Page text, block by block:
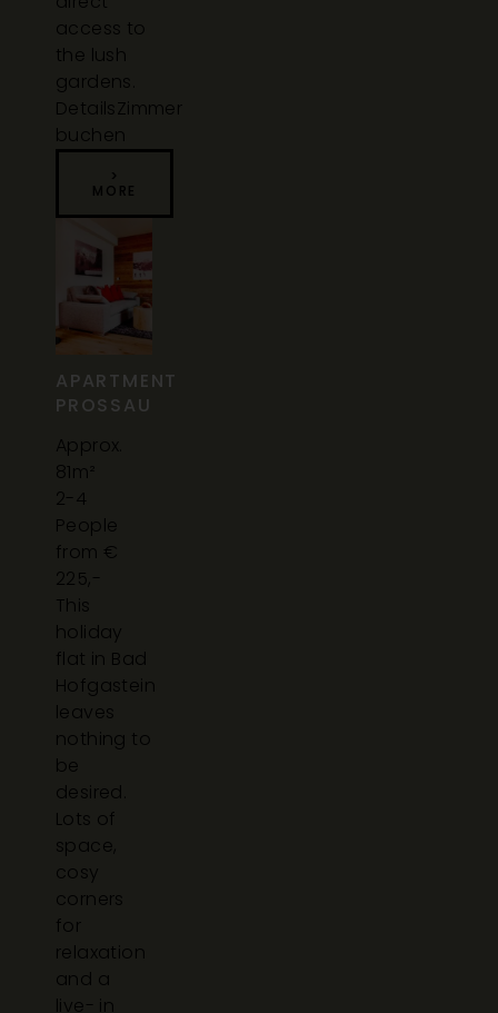
access to
the lush
gardens.
DetailsZimmer
buchen
>
MORE
APARTMENT
PROSSAU
Approx.
81m²
2-4
People
from €
225,-
This
holiday
flat in Bad
Hofgastein
leaves
nothing to
be
desired.
Lots of
space,
cosy
corners
for
relaxation
and a
live- in